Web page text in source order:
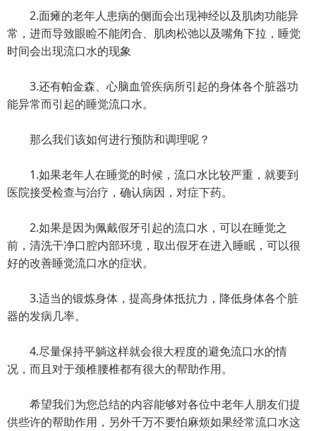
2.面瘫的老年人患病的侧面会出现神经以及肌肉功能异
常，进而导致眼睑不能闭合、肌肉松弛以及嘴角下拉，睡觉
时间会出现流口水的现象
3.还有帕金森、心脑血管疾病所引起的身体各个脏器功
能异常而引起的睡觉流口水。
那么我们该如何进行预防和调理呢？
1.如果老年人在睡觉的时候，流口水比较严重，就要到
医院接受检查与治疗，确认病因，对症下药。
2.如果是因为佩戴假牙引起的流口水，可以在睡觉之
前，清洗干净口腔内部环境，取出假牙在进入睡眠，可以很
好的改善睡觉流口水的症状。
3.适当的锻炼身体，提高身体抵抗力，降低身体各个脏
器的发病几率。
4.尽量保持平躺这样就会很大程度的避免流口水的情
况，而且对于颈椎腰椎都有很大的帮助作用。
希望我们为您总结的内容能够对各位中老年人朋友们提
供些许的帮助作用，另外千万不要怕麻烦如果经常流口水这